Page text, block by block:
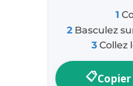
1
2 Basculez
3 Collez
📋